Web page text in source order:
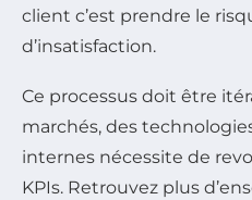
client c’est prendre le
d’insatisfaction.
Ce processus doit être
marchés, des
internes nécessite de
KPIs. Retrouvez plus